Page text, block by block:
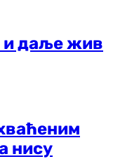
и даље жив
нису